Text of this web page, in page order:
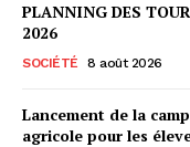
PLANNING DES
2026
SOCIÉTÉ 8 août 2026
Lancement de la
agricole pour les